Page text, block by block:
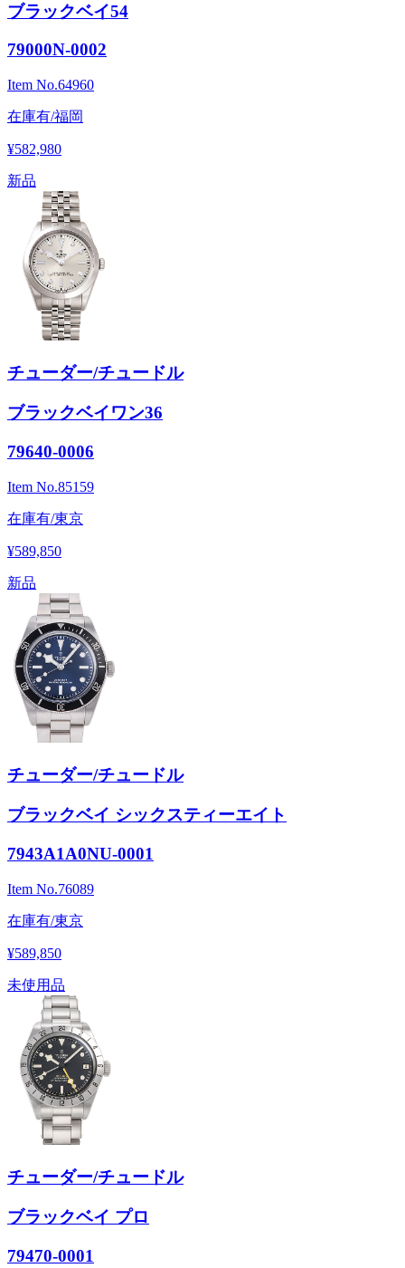
ブラックベイ54
79000N-0002
Item No.64960
在庫有/福岡
¥582,980
新品
チューダー/チュードル
ブラックベイワン36
79640-0006
Item No.85159
在庫有/東京
¥589,850
新品
チューダー/チュードル
ブラックベイ シックスティーエイト
7943A1A0NU-0001
Item No.76089
在庫有/東京
¥589,850
未使用品
チューダー/チュードル
ブラックベイ プロ
79470-0001